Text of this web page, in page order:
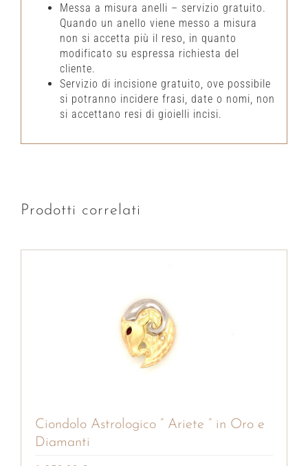
Messa a misura anelli – servizio gratuito.
Quando un anello viene messo a misura
non si accetta più il reso, in quanto
modificato su espressa richiesta del
cliente.
Servizio di incisione gratuito, ove possibile
si potranno incidere frasi, date o nomi, non
si accettano resi di gioielli incisi.
Prodotti correlati
Ciondolo Astrologico ” Ariete ” in Oro e
Diamanti